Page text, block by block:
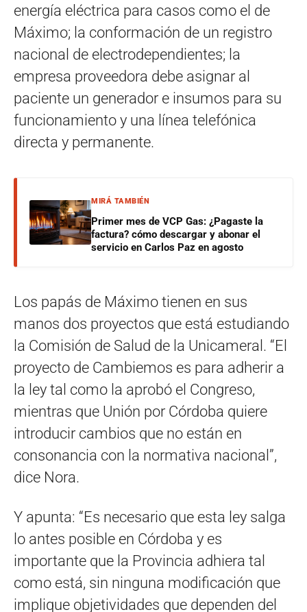
energía eléctrica para casos como el de
Máximo; la conformación de un registro
nacional de electrodependientes; la
empresa proveedora debe asignar al
paciente un generador e insumos para su
funcionamiento y una línea telefónica
directa y permanente.
MIRÁ TAMBIÉN
Primer mes de VCP Gas: ¿Pagaste la
factura? cómo descargar y abonar el
servicio en Carlos Paz en agosto
Los papás de Máximo tienen en sus
manos dos proyectos que está estudiando
la Comisión de Salud de la Unicameral. “El
proyecto de Cambiemos es para adherir a
la ley tal como la aprobó el Congreso,
mientras que Unión por Córdoba quiere
introducir cambios que no están en
consonancia con la normativa nacional”,
dice Nora.
Y apunta: “Es necesario que esta ley salga
lo antes posible en Córdoba y es
importante que la Provincia adhiera tal
como está, sin ninguna modificación que
implique objetividades que dependen del